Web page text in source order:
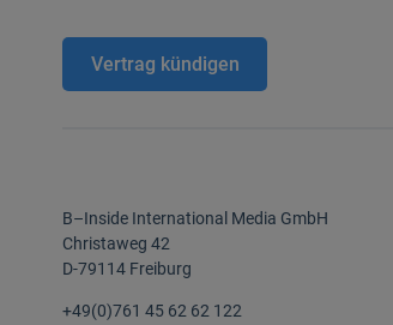
Vertrag kündigen
B–Inside International Media GmbH
Christaweg 42
D-79114 Freiburg
+49(0)761 45 62 62 122